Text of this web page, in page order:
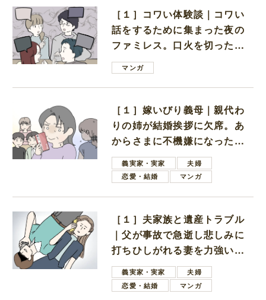
［１］コワい体験談｜コワい
話をするために集まった夜の
ファミレス。口火を切ったの
は電車好きの男の子ママ
マンガ
［１］嫁いびり義母｜親代わ
りの姉が結婚挨拶に欠席。あ
からさまに不機嫌になった義
母義実家・実家
夫婦
恋愛・結婚
マンガ
［１］夫家族と遺産トラブル
｜父が事故で急逝し悲しみに
打ちひしがれる妻を力強い言
葉で励ます夫
義実家・実家
夫婦
恋愛・結婚
マンガ